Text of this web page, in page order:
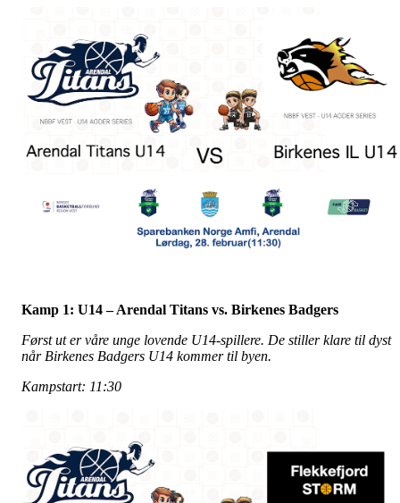
Kamp 1: U14 – Arendal Titans vs. Birkenes Badgers
Først ut er våre unge lovende U14-spillere. De stiller klare til dyst
når Birkenes Badgers U14 kommer til byen.
Kampstart: 11:30